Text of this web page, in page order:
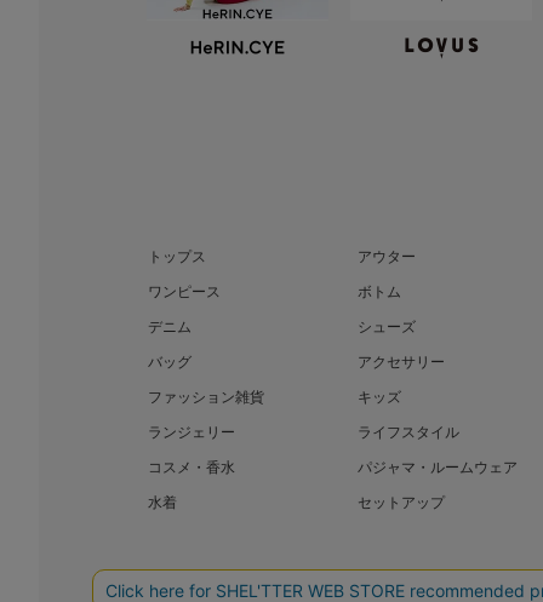
トップス
アウター
ワンピース
ボトム
デニム
シューズ
バッグ
アクセサリー
ファッション雑貨
キッズ
ランジェリー
ライフスタイル
コスメ・香水
パジャマ・ルームウェア
水着
セットアップ